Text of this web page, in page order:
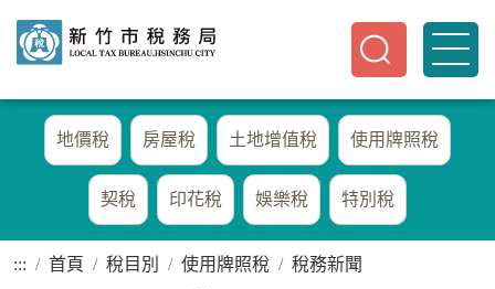
地價稅 房屋稅 土地增值稅 使用牌照稅
契稅 印花稅 娛樂稅 特別稅
::: 首頁 稅目別 使用牌照稅 稅務新聞